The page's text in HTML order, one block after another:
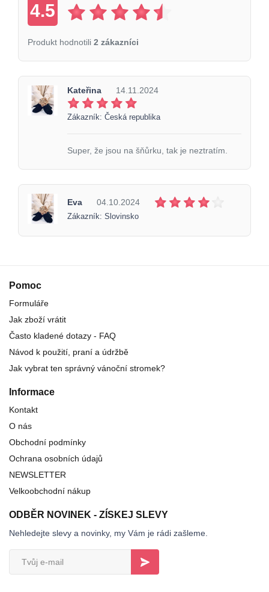
4.5
Produkt hodnotili 2 zákazníci
Kateřina 14.11.2024
Zákazník: Česká republika
Super, že jsou na šňůrku, tak je neztratím.
Eva 04.10.2024
Zákazník: Slovinsko
Pomoc
Formuláře
Jak zboží vrátit
Často kladené dotazy - FAQ
Návod k použití, praní a údržbě
Jak vybrat ten správný vánoční stromek?
Informace
Kontakt
O nás
Obchodní podmínky
Ochrana osobních údajů
NEWSLETTER
Velkoobchodní nákup
ODBĚR NOVINEK - ZÍSKEJ SLEVY
Nehledejte slevy a novinky, my Vám je rádi zašleme.